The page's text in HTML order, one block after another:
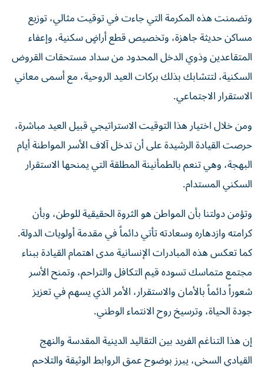
وتضمنت هذه المكرمة التي جاءت في توقيت مثالي، توزيع
مساكن حديثة جاهزة، وتخصيص قطع أراضٍ سكنية، وإعفاء
المتقاعدين وذوي الدخل المحدود من سداد مستحقات القروض
السكنية، لتتشابك بذلك بركات العيد الروحية، مع أسمى معاني
الاستقرار الاجتماعي.
ومن خلال اختيار هذا التوقيت الاستراتيجي قبيل العيد مباشرة،
حرصت القيادة الرشيدة على أن تدخل آلاف الأسر المواطنة أيام
البهجة، وهي تنعم بالطمأنينة المطلقة التي يمنحها الاستقرار
السكني المستدام.
وتؤمن دولتنا بأن المواطن هو الثروة الحقيقية للوطن، وبأن
كرامته وازدهاره وسعادته تأتي دائماً في مقدمة أولويات الدولة.
كما تعكس هذه المبادرات الإنسانية مدى اهتمام القيادة ببناء
مجتمع متماسك تسوده قيم التكافل والتراحم، وتمنح الأسر
شعوراً دائماً بالأمان والاستقرار، الأمر الذي يسهم في تعزيز
جودة الحياة، وترسيخ روح الانتماء الوطني.
إن هذا التناغم الفريد بين التقاليد الدينية المقدسة والنهج
القيادي السخي، يبرز بوضوح عمق الروابط الوثيقة والتلاحم